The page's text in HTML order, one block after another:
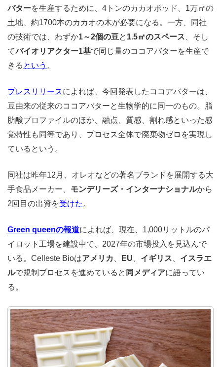
バターを生産するために、4トンのカカオポッド、1万㎡の
土地、約1700本のカカオの木が必要になる。一方、同社
の技術では、わずか1～2個の豆と 1.5㎡のスペース 、そし
てバイオリアクター1基で同じ量のココアバターを生産で
きる という 。
プレスリリースによれば、今回発表したココアバターは、
豆由来の従来のココアバターと生物学的に同一のもの。脂
肪酸プロファイルのほか、融点、質感、割れ感といった感
覚特性も同等であり、プロセス全体で廃棄物ゼロを実現し
ているという。
同社は昨年12月、オレオなどの著名ブランドを展開する大
手食品メーカー、 モンデリーズ・インターナショナルから
2回目の出資を受けた 。
Green queenの報道によれば、現在、1,000リットルのパ
イロット工場を建設中で、2027年の市場投入を見込んで
いる。Celleste Bioはアメリカ EU イギリス
イスラエ
ルで規制プロセスを進めていると 同メディアに語ってい
る。